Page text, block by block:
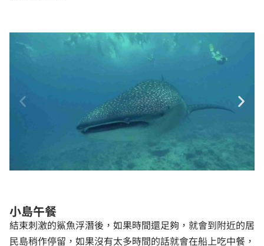
小島午餐
結束刺激的鯊魚浮潛後，如果時間還足夠，就會到附近的居
民島稍作停留，如果沒有太多時間的話就會在船上吃中餐，